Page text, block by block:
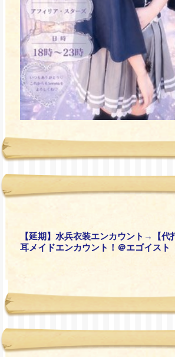
【延期】水兵衣装エンカウント→【代
耳メイドエンカウント！＠エゴイスト